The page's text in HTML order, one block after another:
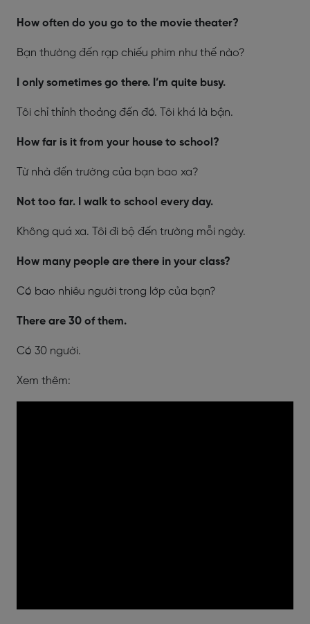
How often do you go to the movie theater?
Bạn thường đến rạp chiếu phim như thế nào?
I only sometimes go there. I’m quite busy.
Tôi chỉ thỉnh thoảng đến đó. Tôi khá là bận.
How far is it from your house to school?
Từ nhà đến trường của bạn bao xa?
Not too far. I walk to school every day.
Không quá xa. Tôi đi bộ đến trường mỗi ngày.
How many people are there in your class?
Có bao nhiêu người trong lớp của bạn?
There are 30 of them.
Có 30 người.
Xem thêm: